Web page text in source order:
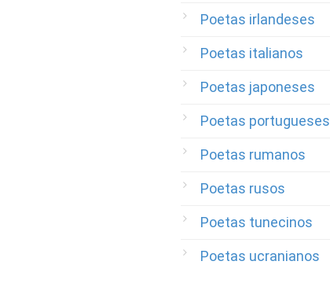
Poetas irlandeses
Poetas italianos
Poetas japoneses
Poetas portugueses
Poetas rumanos
Poetas rusos
Poetas tunecinos
Poetas ucranianos